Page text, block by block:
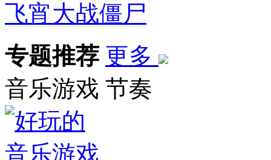
飞宵大战僵尸
专题推荐 更多
音乐游戏 节奏